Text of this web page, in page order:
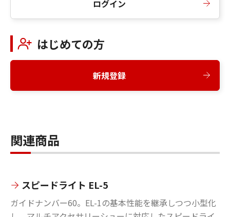
ログイン
はじめての方
新規登録
関連商品
スピードライト EL-5
ガイドナンバー60。EL-1の基本性能を継承しつつ小型化